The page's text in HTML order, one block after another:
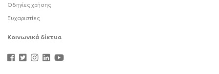
Οδηγίες χρήσης
Ευχαριστίες
Κοινωνικά δίκτυα